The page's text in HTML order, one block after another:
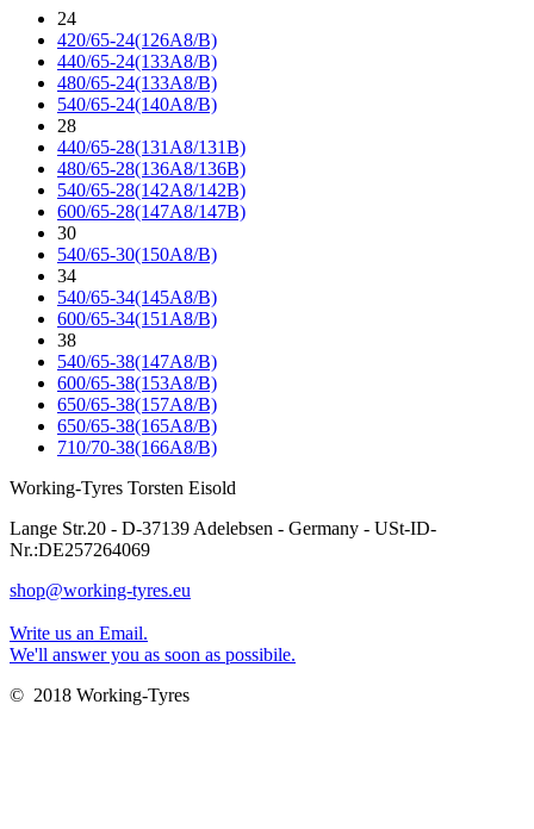
24
420/65-24(126A8/B)
440/65-24(133A8/B)
480/65-24(133A8/B)
540/65-24(140A8/B)
28
440/65-28(131A8/131B)
480/65-28(136A8/136B)
540/65-28(142A8/142B)
600/65-28(147A8/147B)
30
540/65-30(150A8/B)
34
540/65-34(145A8/B)
600/65-34(151A8/B)
38
540/65-38(147A8/B)
600/65-38(153A8/B)
650/65-38(157A8/B)
650/65-38(165A8/B)
710/70-38(166A8/B)
Working-Tyres Torsten Eisold
Lange Str.20 - D-37139 Adelebsen - Germany - USt-ID-
Nr.:DE257264069
shop@working-tyres.eu
Write us an Email.
We'll answer you as soon as possibile.
© 2018 Working-Tyres